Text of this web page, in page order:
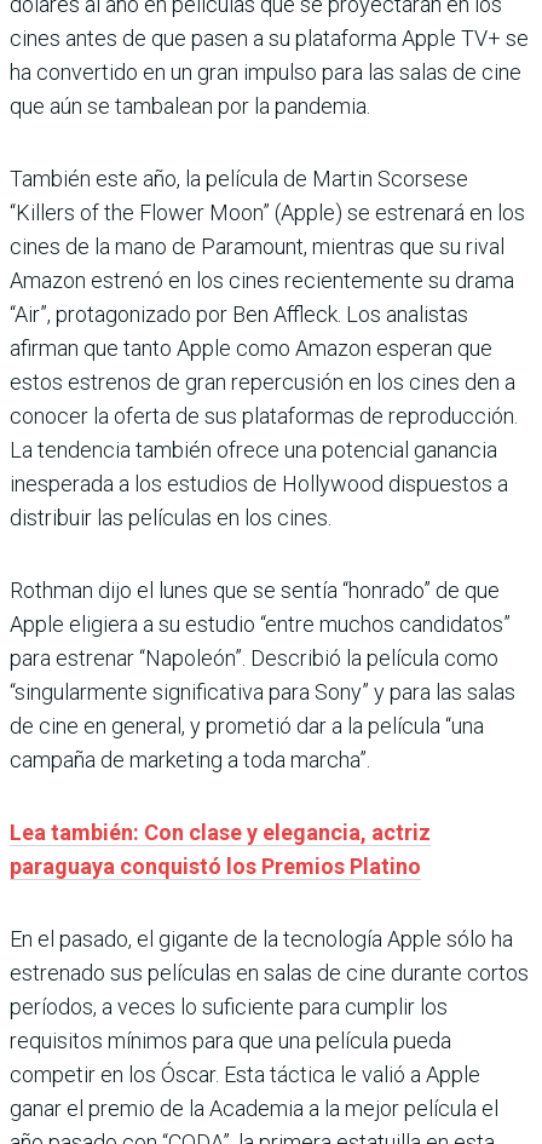
cines antes de que pasen a su plataforma Apple TV+ se
ha convertido en un gran impulso para las salas de cine
que aún se tambalean por la pandemia.
También este año, la película de Martin Scorsese
“Killers of the Flower Moon” (Apple) se estrenará en los
cines de la mano de Paramount, mientras que su rival
Amazon estrenó en los cines recientemente su drama
“Air”, protagonizado por Ben Affleck. Los analistas
afirman que tanto Apple como Amazon esperan que
estos estrenos de gran repercusión en los cines den a
conocer la oferta de sus plataformas de reproducción.
La tendencia también ofrece una potencial ganancia
inesperada a los estudios de Hollywood dispuestos a
distribuir las películas en los cines.
Rothman dijo el lunes que se sentía “honrado” de que
Apple eligiera a su estudio “entre muchos candidatos”
para estrenar “Napoleón”. Describió la película como
“singularmente significativa para Sony” y para las salas
de cine en general, y prometió dar a la película “una
campaña de marketing a toda marcha”.
Lea también: Con clase y elegancia, actriz
paraguaya conquistó los Premios Platino
En el pasado, el gigante de la tecnología Apple sólo ha
estrenado sus películas en salas de cine durante cortos
períodos, a veces lo suficiente para cumplir los
requisitos mínimos para que una película pueda
competir en los Óscar. Esta táctica le valió a Apple
ganar el premio de la Academia a la mejor película el